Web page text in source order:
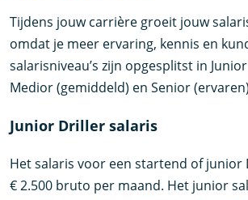
Tijdens jouw carrière groeit jouw
omdat je meer ervaring, kennis en
salarisniveau’s zijn opgesplitst in
Medior (gemiddeld) en Senior
Junior Driller salaris
Het salaris voor een startend of junior
€ 2.500 bruto per maand. Het junior